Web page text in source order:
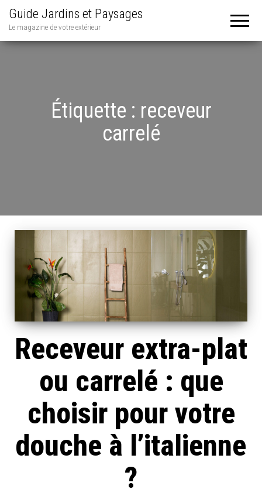
Guide Jardins et Paysages
Le magazine de votre extérieur
Étiquette : receveur
carrelé
Receveur extra-plat
ou carrelé : que
choisir pour votre
douche à l’italienne
?